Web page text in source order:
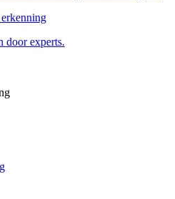
door experts.